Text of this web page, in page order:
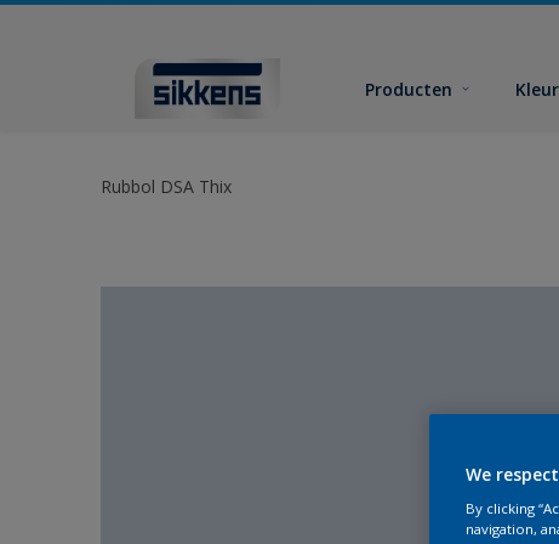
Producten
Rubbol DSA Thix
We
By clicking
navigation,